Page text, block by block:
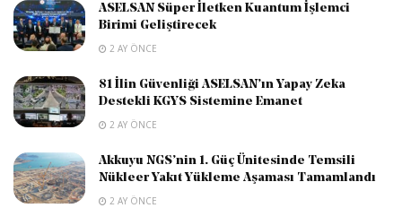
ASELSAN Süper İletken Kuantum İşlemci
Birimi Geliştirecek
2 AY ÖNCE
81 İlin Güvenliği ASELSAN’ın Yapay Zeka
Destekli KGYS Sistemine Emanet
2 AY ÖNCE
Akkuyu NGS’nin 1. Güç Ünitesinde Temsili
Nükleer Yakıt Yükleme Aşaması Tamamlandı
2 AY ÖNCE